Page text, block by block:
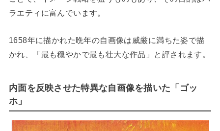
ラエティに富んでいます。
1658年に描かれた晩年の自画像は威厳に満ちた姿で描
かれ、「最も穏やかで最も壮大な作品」と評されます。
内面を反映させた特異な自画像を描いた「ゴッ
ホ」